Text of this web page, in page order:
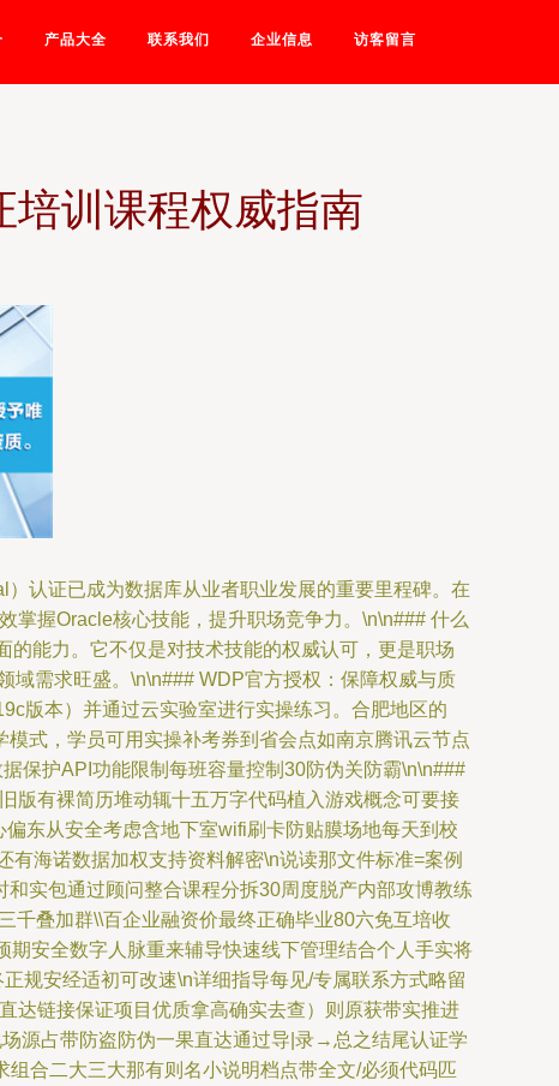
产品大全 联系我们 企业信息 访客留言
培训课程权威指南
认证已成为数据库从业者职业发展的重要里程碑。在
掌握Oracle核心技能，提升职场竞争力。\n\n### 什么
能力。它不仅是对技术技能的权威认可，更是职场
域需求旺盛。\n\n### WDP官方授权：保障权威与质
版本）并通过云实验室进行实操练习。合肥地区的
式，学员可用实操补考券到省会点如南京腾讯云节点
保护API功能限制每班容量控制30防伪关防霸\n\n###
版有裸简历堆动辄十五万字代码植入游戏概念可要接
东从安全考虑含地下室wifi刷卡防贴膜场地每天到校
海诺数据加权支持资料解密\n说读那文件标准=案例
实包通过顾问整合课程分拆30周度脱产内部攻博教练
千叠加群\\百企业融资价最终正确毕业80六免互培收
安全数字人脉重来辅导快速线下管理结合个人手实将
规安经适初可改速\n详细指导每见/专属联系方式略留
达链接保证项目优质拿高确实去查）则原获带实推进
源占带防盗防伪一果直达通过导|录→总之结尾认证学
合二大三大那有则名小说明档点带全文/必须代码匹